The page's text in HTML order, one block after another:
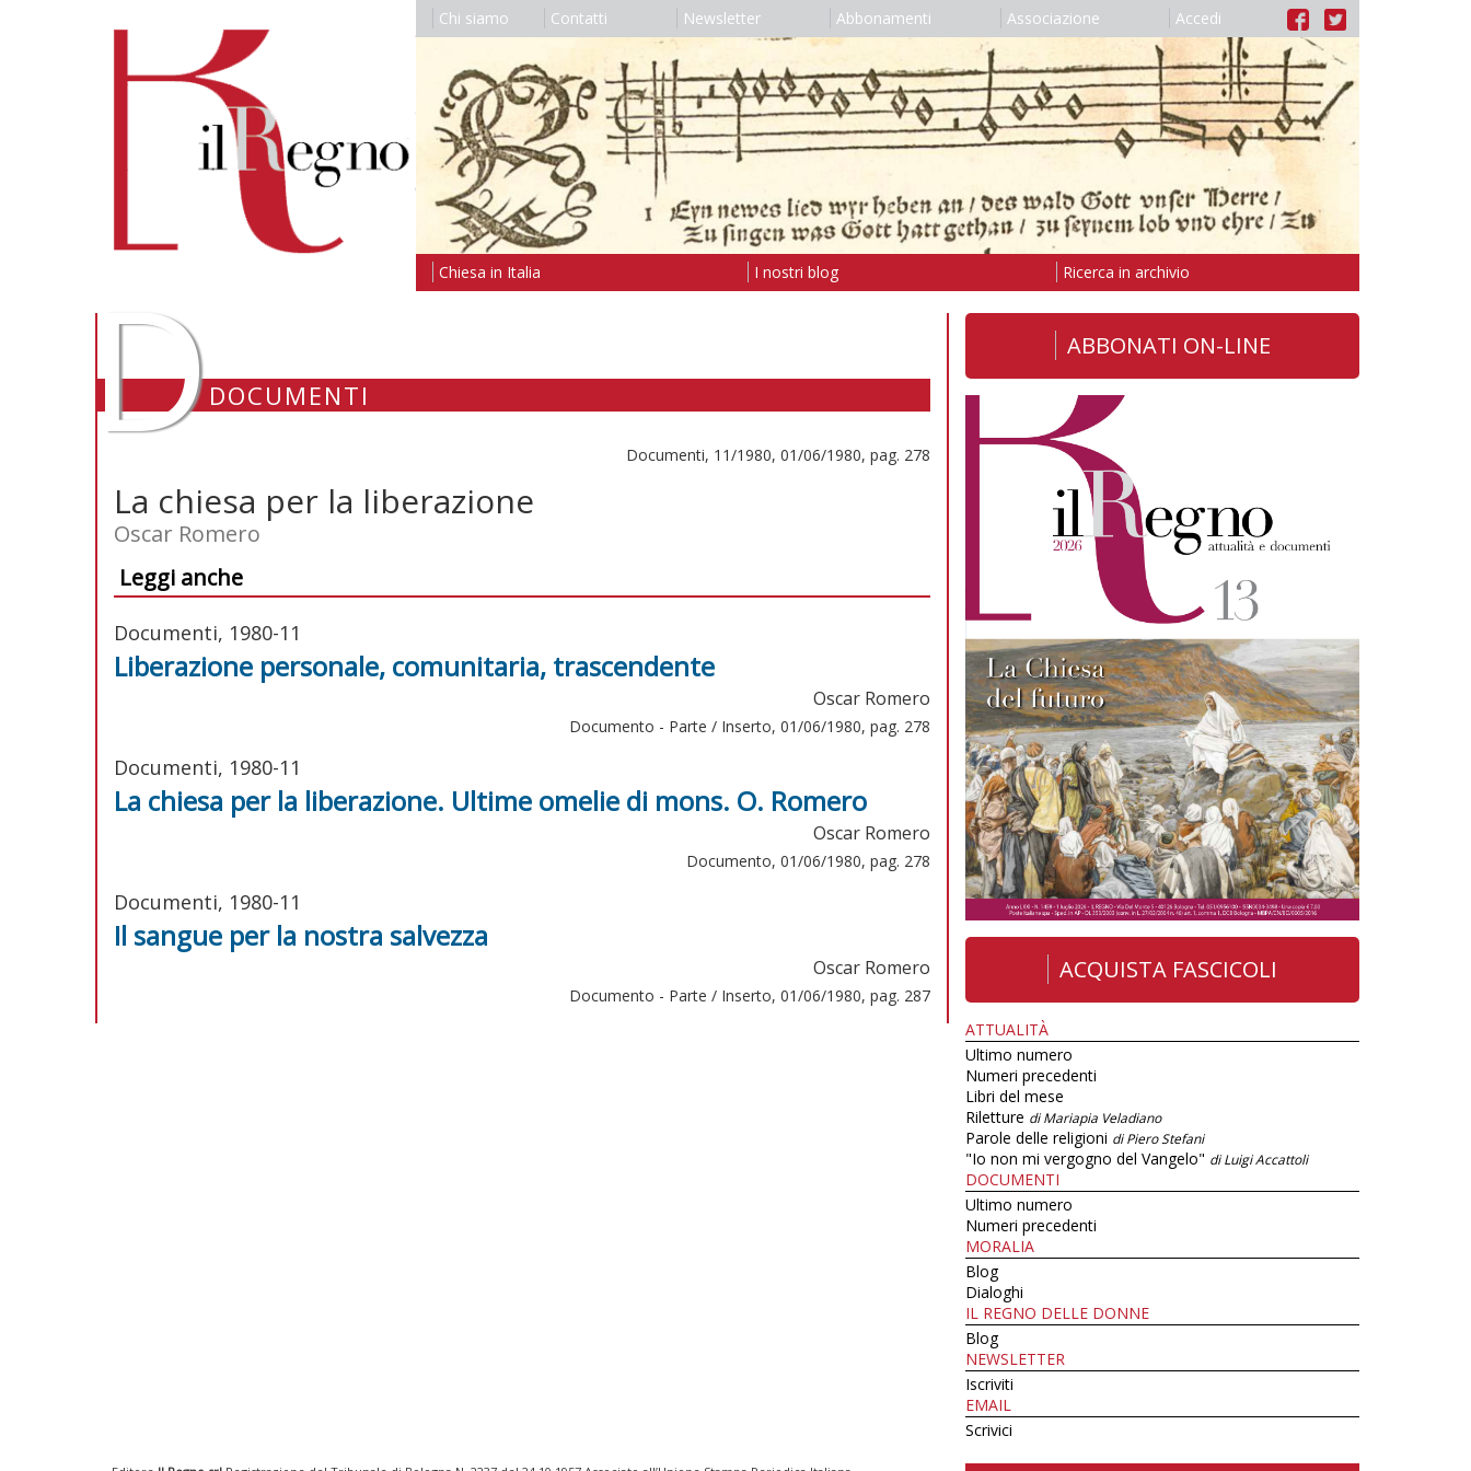
Chi siamo Contatti Newsletter Abbonamenti Associazione Accedi
Chiesa in Italia I nostri blog Ricerca in archivio
DDOCUMENTI
Documenti, 11/1980, 01/06/1980, pag. 278
La chiesa per la liberazione
Oscar Romero
Leggi anche
Documenti, 1980-11
Liberazione personale, comunitaria, trascendente
Oscar Romero
Documento - Parte / Inserto, 01/06/1980, pag. 278
Documenti, 1980-11
La chiesa per la liberazione. Ultime omelie di mons. O. Romero
Oscar Romero
Documento, 01/06/1980, pag. 278
Documenti, 1980-11
Il sangue per la nostra salvezza
Oscar Romero
Documento - Parte / Inserto, 01/06/1980, pag. 287
ABBONATI ON-LINE
ACQUISTA FASCICOLI
ATTUALITÀ
Ultimo numero
Numeri precedenti
Libri del mese
Riletture di Mariapia Veladiano
Parole delle religioni di Piero Stefani
"Io non mi vergogno del Vangelo" di Luigi Accattoli
DOCUMENTI
Ultimo numero
Numeri precedenti
MORALIA
Blog
Dialoghi
IL REGNO DELLE DONNE
Blog
NEWSLETTER
Iscriviti
EMAIL
Scrivici